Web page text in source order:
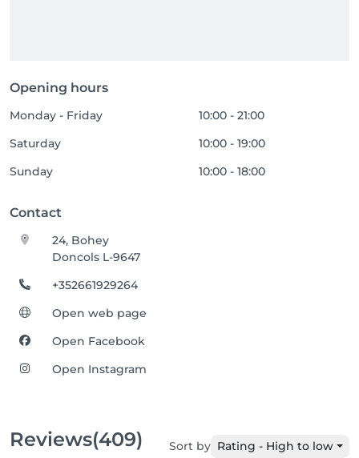
Opening hours
Monday - Friday
10:00 - 21:00
Saturday
10:00 - 19:00
Sunday
10:00 - 18:00
Contact
24, Bohey
Doncols L-9647
+352661929264
Open web page
Open Facebook
Open Instagram
Reviews(409) Sort by Rating - High to low